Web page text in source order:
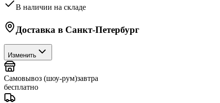
В наличии на складе
Доставка в Санкт-Петербург
Изменить
Самовывоз (шоу-рум)завтра
бесплатно